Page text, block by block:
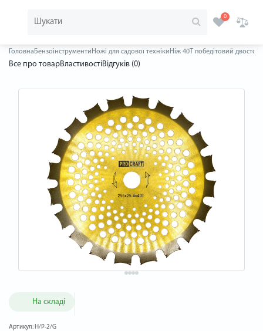
0
Головна Бензоінструменти Ножі для садової техніки Ніж 40T победітовий
Все про товарВластивостіВідгуків (0)
На складі
Артикул: H/P-2/G